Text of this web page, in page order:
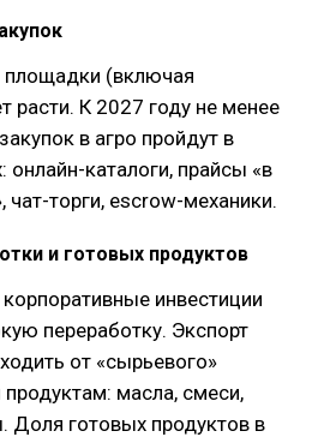
площадки (включая
расти. К 2027 году не менее
в агро пройдут в
онлайн-каталоги, прайсы «в
чат-торги, escrow-механики.
и готовых продуктов
инвестиции
переработку. Экспорт
от «сырьевого»
масла, смеси,
Доля готовых продуктов в